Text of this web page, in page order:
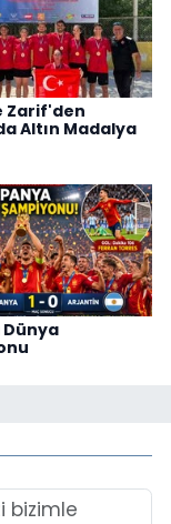
Zarif'den
Altın Madalya